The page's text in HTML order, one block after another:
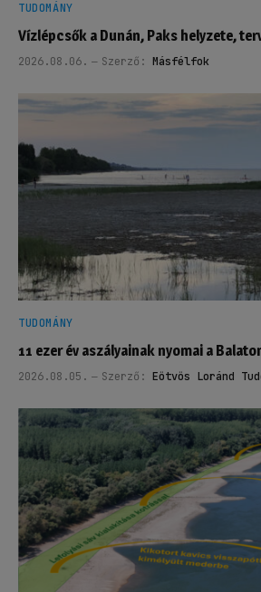
TUDOMÁNY
Vízlépcsők a Dunán, Paks helyzete,
2026.08.06. Szerző: Másfélfok
TUDOMÁNY
11 ezer év aszályainak nyomai a
2026.08.05. Szerző: Eötvös Loránd